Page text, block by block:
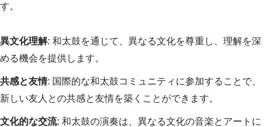
す。
異文化理解: 和太鼓を通じて、異なる文化を尊重し、理解を深
める機会を提供します。
共感と友情: 国際的な和太鼓コミュニティに参加することで、
新しい友人との共感と友情を築くことができます。
文化的な交流: 和太鼓の演奏は、異なる文化の音楽とアートに